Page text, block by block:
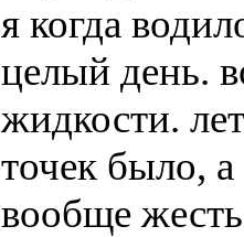
я когда
целый день.
жидкости.
точек было,
вообще